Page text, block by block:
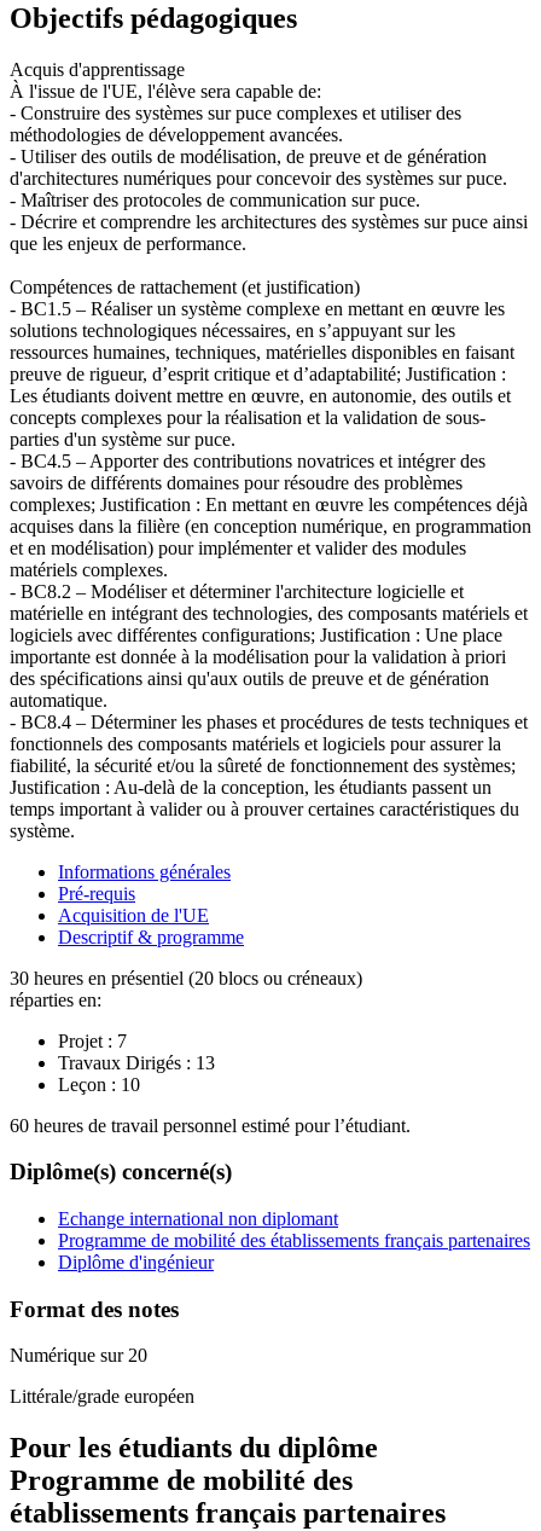
Objectifs pédagogiques
Acquis d'apprentissage
À l'issue de l'UE, l'élève sera capable de:
- Construire des systèmes sur puce complexes et utiliser des
méthodologies de développement avancées.
- Utiliser des outils de modélisation, de preuve et de génération
d'architectures numériques pour concevoir des systèmes sur puce.
- Maîtriser des protocoles de communication sur puce.
- Décrire et comprendre les architectures des systèmes sur puce ainsi
que les enjeux de performance.
Compétences de rattachement (et justification)
- BC1.5 – Réaliser un système complexe en mettant en œuvre les
solutions technologiques nécessaires, en s’appuyant sur les
ressources humaines, techniques, matérielles disponibles en faisant
preuve de rigueur, d’esprit critique et d’adaptabilité; Justification :
Les étudiants doivent mettre en œuvre, en autonomie, des outils et
concepts complexes pour la réalisation et la validation de sous-
parties d'un système sur puce.
- BC4.5 – Apporter des contributions novatrices et intégrer des
savoirs de différents domaines pour résoudre des problèmes
complexes; Justification : En mettant en œuvre les compétences déjà
acquises dans la filière (en conception numérique, en programmation
et en modélisation) pour implémenter et valider des modules
matériels complexes.
- BC8.2 – Modéliser et déterminer l'architecture logicielle et
matérielle en intégrant des technologies, des composants matériels et
logiciels avec différentes configurations; Justification : Une place
importante est donnée à la modélisation pour la validation à priori
des spécifications ainsi qu'aux outils de preuve et de génération
automatique.
- BC8.4 – Déterminer les phases et procédures de tests techniques et
fonctionnels des composants matériels et logiciels pour assurer la
fiabilité, la sécurité et/ou la sûreté de fonctionnement des systèmes;
Justification : Au-delà de la conception, les étudiants passent un
temps important à valider ou à prouver certaines caractéristiques du
système.
Informations générales
Pré-requis
Acquisition de l'UE
Descriptif & programme
30 heures en présentiel (20 blocs ou créneaux)
réparties en:
Projet : 7
Travaux Dirigés : 13
Leçon : 10
60 heures de travail personnel estimé pour l’étudiant.
Diplôme(s) concerné(s)
Echange international non diplomant
Programme de mobilité des établissements français partenaires
Diplôme d'ingénieur
Format des notes
Numérique sur 20
Littérale/grade européen
Pour les étudiants du diplôme
Programme de mobilité des
établissements français partenaires